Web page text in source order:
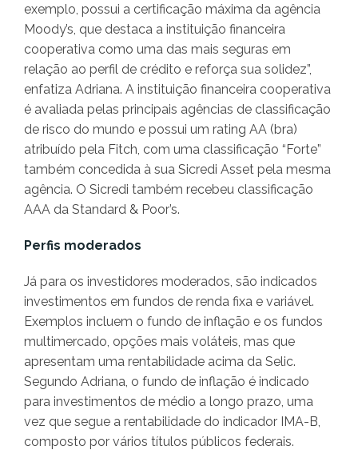
exemplo, possui a certificação máxima da agência
Moody’s, que destaca a instituição financeira
cooperativa como uma das mais seguras em
relação ao perfil de crédito e reforça sua solidez”,
enfatiza Adriana. A instituição financeira cooperativa
é avaliada pelas principais agências de classificação
de risco do mundo e possui um rating AA (bra)
atribuído pela Fitch, com uma classificação “Forte”
também concedida à sua Sicredi Asset pela mesma
agência. O Sicredi também recebeu classificação
AAA da Standard & Poor’s.
Perfis moderados
Já para os investidores moderados, são indicados
investimentos em fundos de renda fixa e variável.
Exemplos incluem o fundo de inflação e os fundos
multimercado, opções mais voláteis, mas que
apresentam uma rentabilidade acima da Selic.
Segundo Adriana, o fundo de inflação é indicado
para investimentos de médio a longo prazo, uma
vez que segue a rentabilidade do indicador IMA-B,
composto por vários títulos públicos federais.